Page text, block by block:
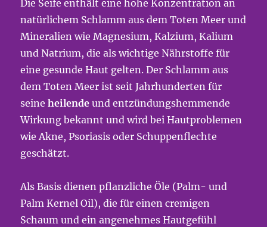
Die Seife enthält eine hohe Konzentration an
natürlichem Schlamm aus dem Toten Meer und
Mineralien wie Magnesium, Kalzium, Kalium
und Natrium, die als wichtige Nährstoffe für
eine gesunde Haut gelten. Der Schlamm aus
dem Toten Meer ist seit Jahrhunderten für
seineheilende und entzündungshemmende
Wirkung bekannt und wird bei Hautproblemen
wie Akne, Psoriasis oder Schuppenflechte
geschätzt.
Als Basis dienen pflanzliche Öle (Palm- und
Palm Kernel Oil), die für einen cremigen
Schaum und ein angenehmes Hautgefühl